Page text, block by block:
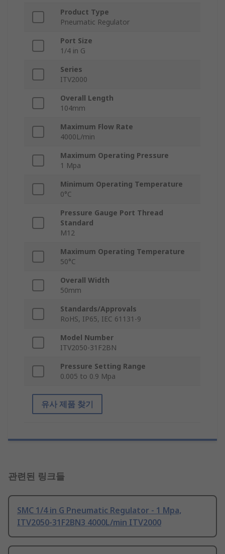
Product Type
Pneumatic Regulator
Port Size
1/4 in G
Series
ITV2000
Overall Length
104mm
Maximum Flow Rate
4000L/min
Maximum Operating Pressure
1 Mpa
Minimum Operating Temperature
0°C
Pressure Gauge Port Thread
Standard
M12
Maximum Operating Temperature
50°C
Overall Width
50mm
Standards/Approvals
RoHS, IP65, IEC 61131-9
Model Number
ITV2050-31F2BN
Pressure Setting Range
0.005 to 0.9 Mpa
유사 제품 찾기
관련된 링크들
SMC 1/4 in G Pneumatic Regulator - 1 Mpa,
ITV2050-31F2BN3 4000L/min ITV2000